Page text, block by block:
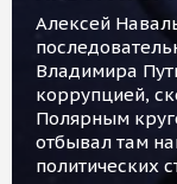
Алексей
Владимира
коррупцией,
Полярным
отбывал там
политических